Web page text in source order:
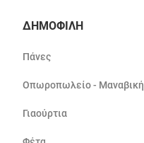
ΔΗΜΟΦΙΛΗ
Πάνες
Οπωροπωλείο - Μαναβική
Γιαούρτια